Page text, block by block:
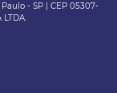
- SP | CEP 05307-
LTDA.